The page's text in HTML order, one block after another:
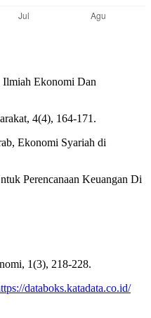
Ilmiah Ekonomi Dan
4(4), 164-171.
Ekonomi Syariah di
Perencanaan Keuangan Di
1(3), 218-228.
databoks.katadata.co.id/